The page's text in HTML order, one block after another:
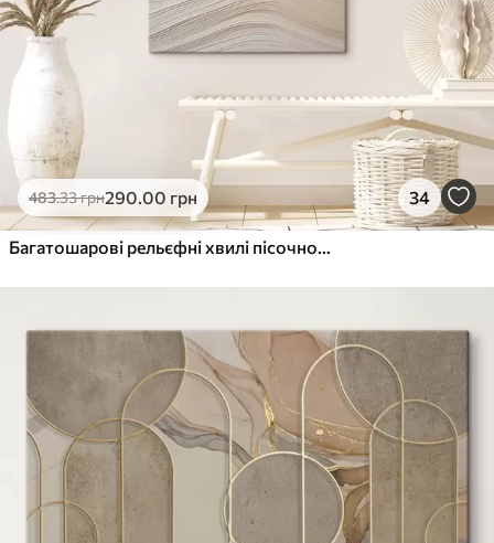
483.33грн290.00 грн 34
Багатошарові рельєфні хвилі пісочного відтінку, м'яка текстура